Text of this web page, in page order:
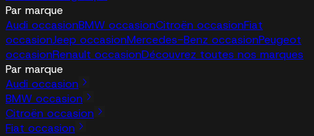
Par marque
Audi occasionBMW occasionCitroën occasionFiat
occasionJeep occasionMercedes-Benz occasionPeugeot
occasionRenault occasionDécouvrez toutes nos marques
Par marque
Audi occasion
BMW occasion
Citroën occasion
Fiat occasion